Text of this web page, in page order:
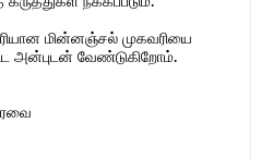
மின்னஞ்சல் முகவரியை
அன்புடன் வேண்டுகிறோம்.